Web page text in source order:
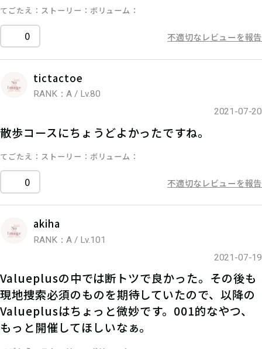
てごたえ ストーリー ボリューム
0 不適切なレビューを報告
tictactoe
RANK：A / Lv.80
2021-07-20
散歩コースにちょうどよかったですね。
てごたえ ストーリー ボリューム
0 不適切なレビューを報告
akiha
RANK：A / Lv.101
2021-07-19
Valueplusの中では断トツで良かった。その後も
現地捜索必須のものを期待していたので、以降の
Valueplusはちょっと微妙です。001的なやつ、
もっと開催してほしいなぁ。